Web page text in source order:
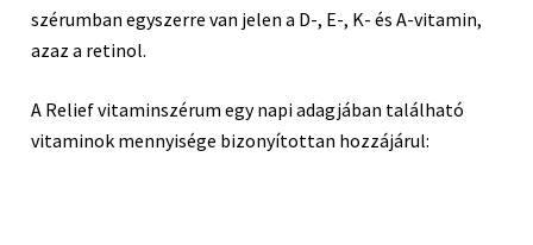
szérumban egyszerre van jelen a D-, E-, K- és A-vitamin,
azaz a retinol.
A Relief vitaminszérum egy napi adagjában található
vitaminok mennyisége bizonyítottan hozzájárul: